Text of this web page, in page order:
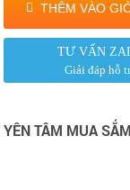
THÊM VÀO
TƯ VẤN
Giải đáp hỗ
YÊN TÂM MUA